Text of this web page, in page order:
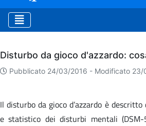
Archivio
Disturbo da gioco d'azzardo:
Pubblicato 24/03/2016 - Modificato 23/
Il disturbo da gioco d’azzardo è
e statistico dei disturbi mentali